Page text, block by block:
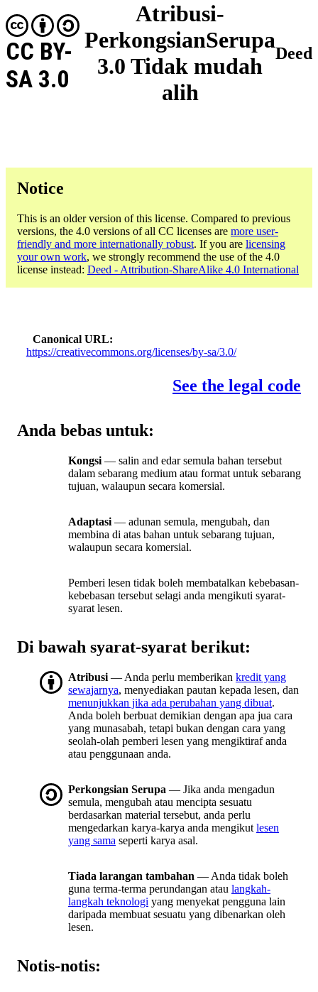
Atribusi-
PerkongsianSerupa
3.0 Tidak mudah
alih
CC BY-
SA 3.0
Deed
Notice
This is an older version of this license. Compared to previous
versions, the 4.0 versions of all CC licenses are more user-
friendly and more internationally robust. If you are licensing
your own work, we strongly recommend the use of the 4.0
license instead: Deed - Attribution-ShareAlike 4.0 International
Canonical URL
https://creativecommons.org/licenses/by-sa/3.0/
See the legal code
Anda bebas untuk:
Kongsi — salin and edar semula bahan tersebut
dalam sebarang medium atau format untuk sebarang
tujuan, walaupun secara komersial.
Adaptasi — adunan semula, mengubah, dan
membina di atas bahan untuk sebarang tujuan,
walaupun secara komersial.
Pemberi lesen tidak boleh membatalkan kebebasan-
kebebasan tersebut selagi anda mengikuti syarat-
syarat lesen.
Di bawah syarat-syarat berikut:
Atribusi — Anda perlu memberikan kredit yang
sewajarnya, menyediakan pautan kepada lesen, dan
menunjukkan jika ada perubahan yang dibuat.
Anda boleh berbuat demikian dengan apa jua cara
yang munasabah, tetapi bukan dengan cara yang
seolah-olah pemberi lesen yang mengiktiraf anda
atau penggunaan anda.
Perkongsian Serupa — Jika anda mengadun
semula, mengubah atau mencipta sesuatu
berdasarkan material tersebut, anda perlu
mengedarkan karya-karya anda mengikut lesen
yang sama seperti karya asal.
Tiada larangan tambahan — Anda tidak boleh
guna terma-terma perundangan atau langkah-
langkah teknologi yang menyekat pengguna lain
daripada membuat sesuatu yang dibenarkan oleh
lesen.
Notis-notis: